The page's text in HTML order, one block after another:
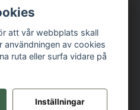
att vår webbplats skall
användningen av cookies
ruta eller surfa vidare på
Inställningar